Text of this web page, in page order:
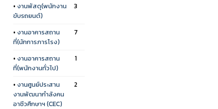
• งานพัสดุ(พนักงาน
ขับรถยนต์)
3
• งานอาคารสถาน
ที่(นักการภารโรง)
7
• งานอาคารสถาน
ที่(พนักงานทั่วไป)
1
• งานศูนย์ประสาน
งานพัฒนากำลังคน
อาชีวศึกษาฯ (CEC)
2